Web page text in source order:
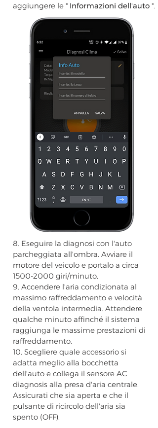
aggiungere le " Informazioni dell'auto ".
8. Eseguire la diagnosi con l'auto
parcheggiata all'ombra. Avviare il
motore del veicolo e portalo a circa
1500-2000 giri/minuto.
9. Accendere l'aria condizionata al
massimo raffreddamento e velocità
della ventola intermedia. Attendere
qualche minuto affinché il sistema
raggiunga le massime prestazioni di
raffreddamento.
10. Scegliere quale accessorio si
adatta meglio alla bocchetta
dell'auto e collega il sensore AC
diagnosis alla presa d'aria centrale.
Assicurati che sia aperta e che il
pulsante di ricircolo dell'aria sia
spento (OFF).